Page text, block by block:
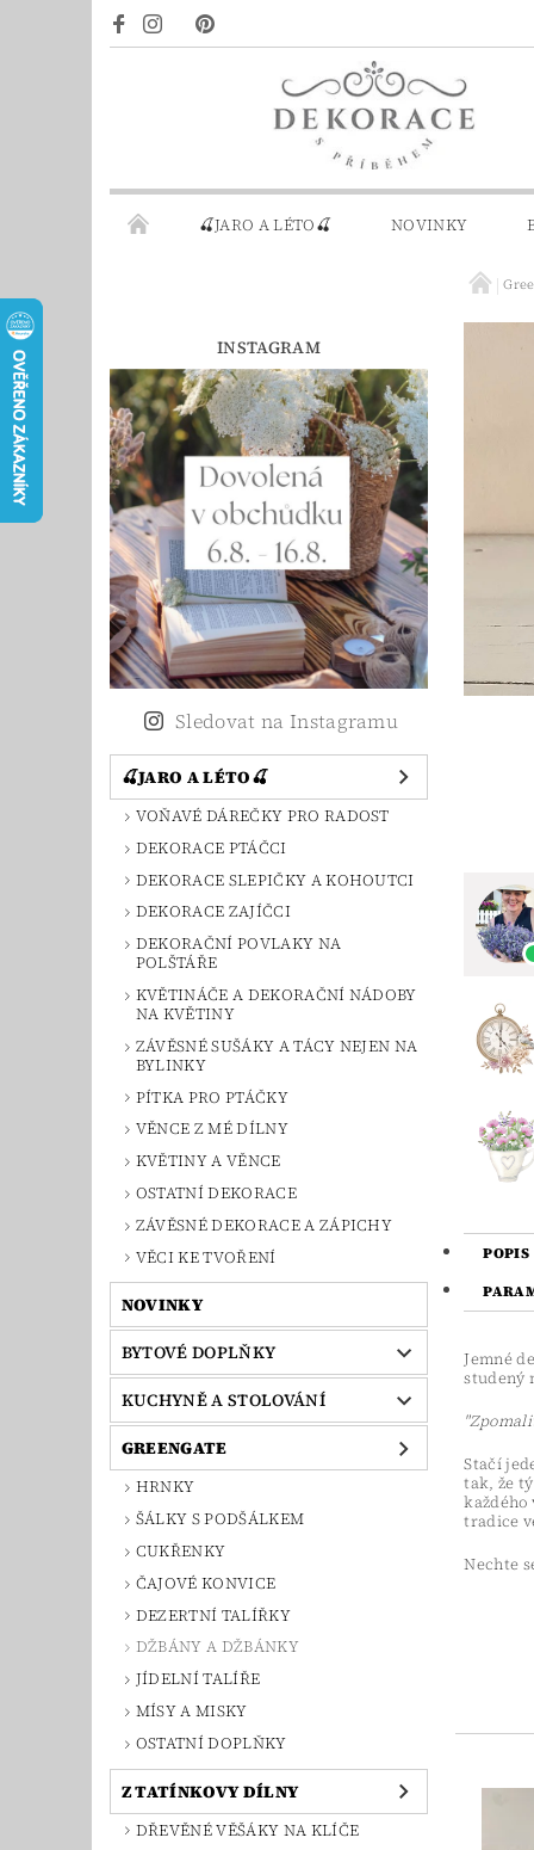
🍒JARO A LÉTO🍒 NOVINKY
PRO INSPIRACI
INSTAGRAM
Sledovat na Instagramu
🍒JARO A LÉTO🍒
VOŇAVÉ DÁREČKY PRO RADOST
DEKORACE PTÁČCI
DEKORACE SLEPIČKY A KOHOUTCI
DEKORACE ZAJÍČCI
DEKORAČNÍ POVLAKY NA
POLŠTÁŘE
KVĚTINÁČE A DEKORAČNÍ NÁDOBY
NA KVĚTINY
ZÁVĚSNÉ SUŠÁKY A TÁCY NEJEN NA
BYLINKY
PÍTKA PRO PTÁČKY
VĚNCE Z MÉ DÍLNY
KVĚTINY A VĚNCE
OSTATNÍ DEKORACE
ZÁVĚSNÉ DEKORACE A ZÁPICHY
VĚCI KE TVOŘENÍ
NOVINKY
BYTOVÉ DOPLŇKY
KUCHYNĚ A STOLOVÁNÍ
GREENGATE
HRNKY
ŠÁLKY S PODŠÁLKEM
CUKŘENKY
ČAJOVÉ KONVICE
DEZERTNÍ TALÍŘKY
DŽBÁNY A DŽBÁNKY
JÍDELNÍ TALÍŘE
MÍSY A MISKY
OSTATNÍ DOPLŇKY
Z TATÍNKOVY DÍLNY
DŘEVĚNÉ VĚŠÁKY NA KLÍČE
POPIS
Jemné
studený
Stačí
tak, že
každého
tradice
Nechte